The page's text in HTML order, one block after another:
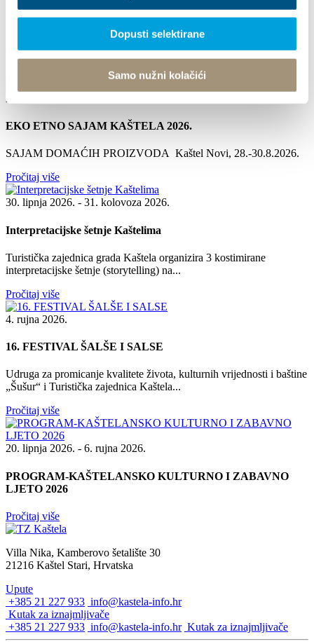
Dopusti selektirane
Samo nužni kolačići
BOJE JAZZ-A
Koncert " Boje jazza" u izvedbi HGD Biranj i gostiju. I ove godine
smo za vas pripremili zanimljiv program i...
28. kolovoza 2026. - 30. kolovoza 2026.
EKO ETNO SAJAM KAŠTELA 2026.
SAJAM DOMAĆIH PROIZVODA Kaštel Novi, 28.-30.8.2026.
Pročitaj više
30. lipnja 2026. - 31. kolovoza 2026.
Interpretacijske šetnje Kaštelima
Turistička zajednica grada Kaštela organizira 3 kostimirane
interpretacijske šetnje (storytelling) na...
Pročitaj više
4. rujna 2026.
16. FESTIVAL ŠALŠE I SALSE
Udruga za promicanje kvalitete života, kulturnih vrijednosti i baštine
„Šušur“ i Turistička zajednica Kaštela...
Pročitaj više
20. lipnja 2026. - 6. rujna 2026.
PROGRAM-KAŠTELANSKO KULTURNO I ZABAVNO
LJETO 2026
Pročitaj više
Villa Nika, Kamberovo šetalište 30
21216 Kaštel Stari, Hrvatska
Upute
+385 21 227 933 info@kastela-info.hr
Kutak za iznajmljivače
+385 21 227 933 info@kastela-info.hr Kutak za iznajmljivače